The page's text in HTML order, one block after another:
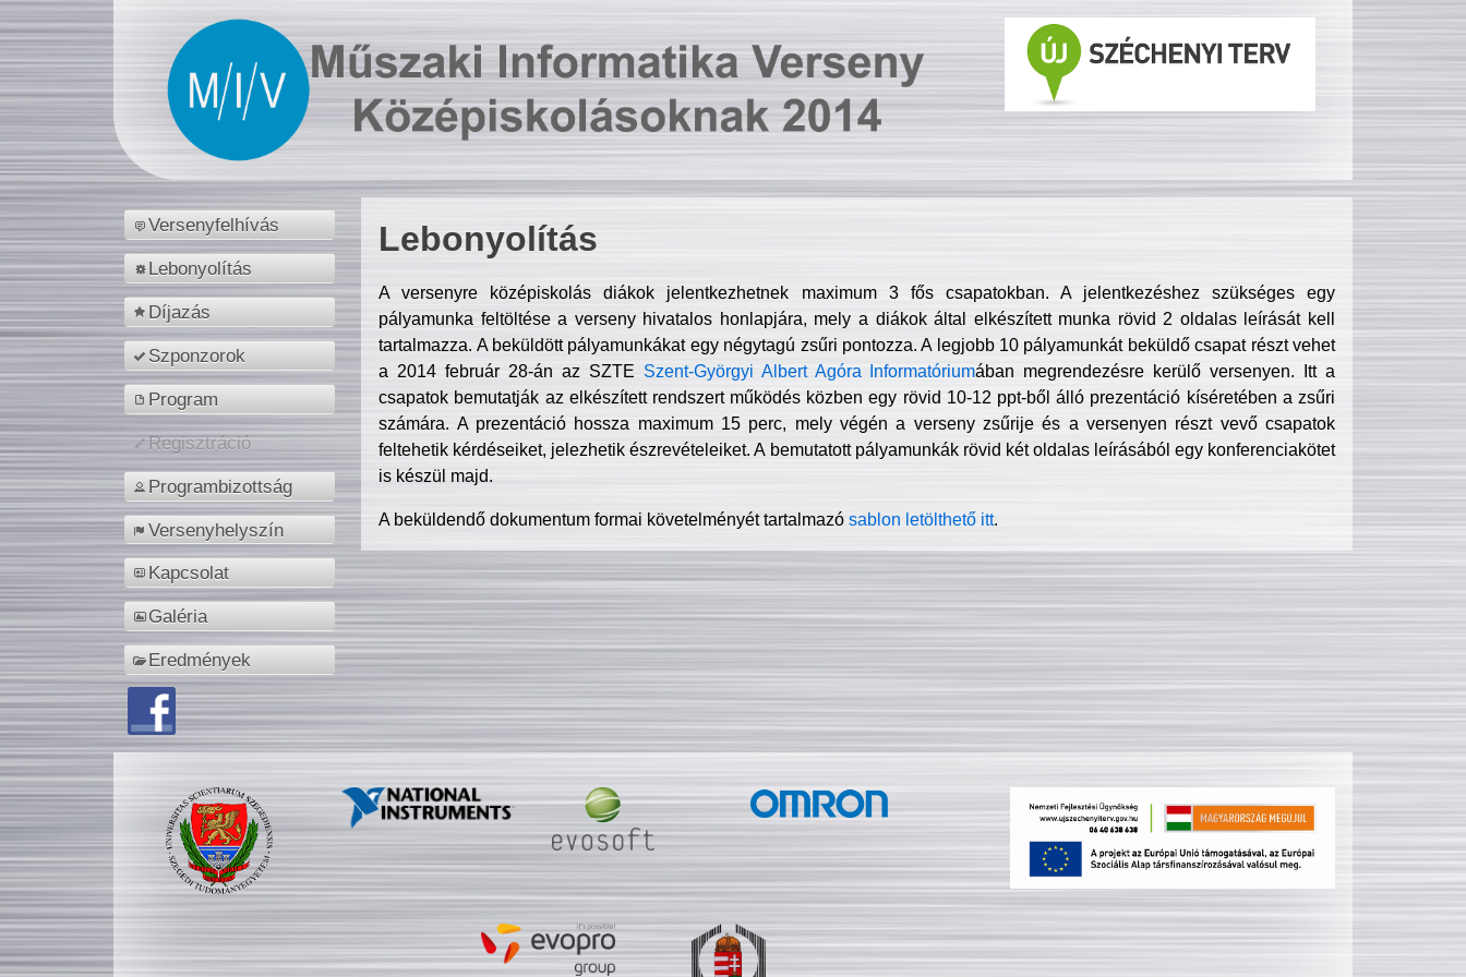
Versenyfelhívás
Lebonyolítás
Díjazás
Szponzorok
Program
Regisztráció
Programbizottság
Versenyhelyszín
Kapcsolat
Galéria
Eredmények
Lebonyolítás
A versenyre középiskolás diákok jelentkezhetnek maximum 3 fős csapatokban. A jelentkezéshez szükséges egy
pályamunka feltöltése a verseny hivatalos honlapjára, mely a diákok által elkészített munka rövid 2 oldalas leírását kell
tartalmazza. A beküldött pályamunkákat egy négytagú zsűri pontozza. A legjobb 10 pályamunkát beküldő csapat részt vehet
a 2014 február 28-án az SZTE Szent-Györgyi Albert Agóra Informatóriumában megrendezésre kerülő versenyen. Itt a
csapatok bemutatják az elkészített rendszert működés közben egy rövid 10-12 ppt-ből álló prezentáció kíséretében a zsűri
számára. A prezentáció hossza maximum 15 perc, mely végén a verseny zsűrije és a versenyen részt vevő csapatok
feltehetik kérdéseiket, jelezhetik észrevételeiket. A bemutatott pályamunkák rövid két oldalas leírásából egy konferenciakötet
is készül majd.
A beküldendő dokumentum formai követelményét tartalmazósablon letölthető itt.